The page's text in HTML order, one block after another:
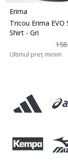
Erima
Tricou Erima EVO
Shirt - Gri
Ultimul preț minim